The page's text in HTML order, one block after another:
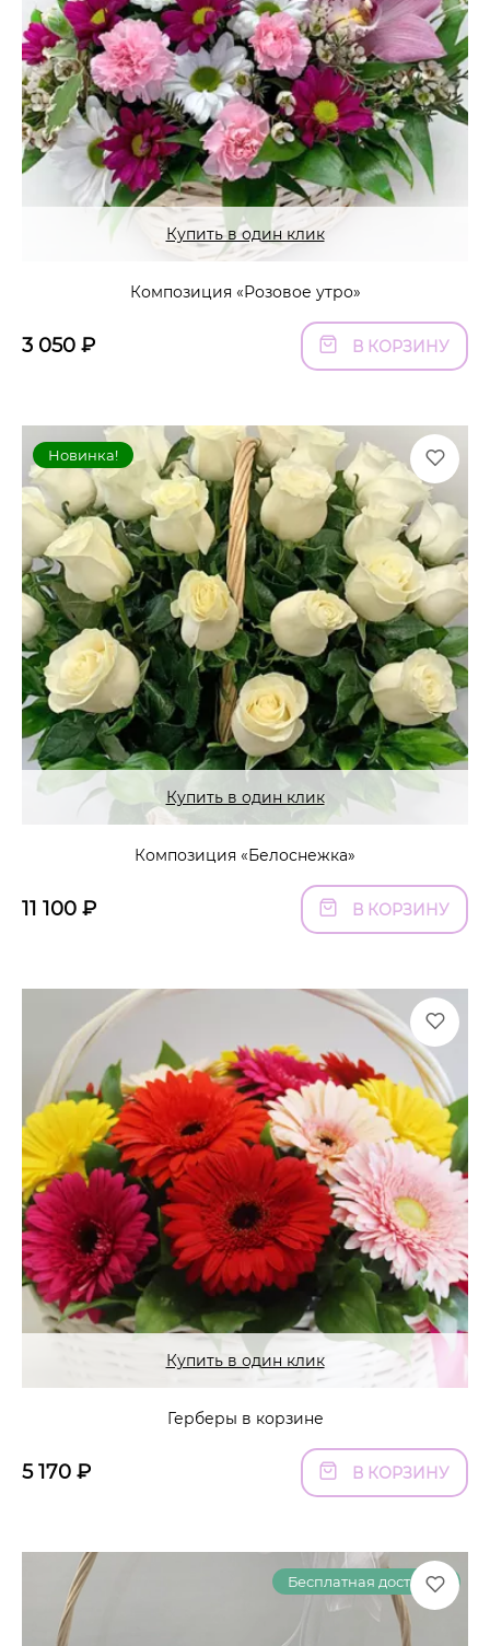
Купить в один клик
Композиция «Розовое утро»
3 050 ₽ В КОРЗИНУ
Новинка!
Купить в один клик
Композиция «Белоснежка»
11 100 ₽ В КОРЗИНУ
Купить в один клик
Герберы в корзине
5 170 ₽ В КОРЗИНУ
Бесплатная доставка